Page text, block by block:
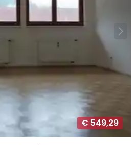
€ 549,29